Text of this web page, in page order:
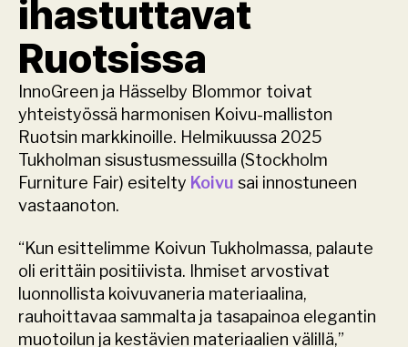
ihastuttavat
Ruotsissa
InnoGreen ja Hässelby Blommor toivat
yhteistyössä harmonisen Koivu-malliston
Ruotsin markkinoille. Helmikuussa 2025
Tukholman sisustusmessuilla (Stockholm
Furniture Fair) esitelty Koivu sai innostuneen
vastaanoton.
“Kun esittelimme Koivun Tukholmassa, palaute
oli erittäin positiivista. Ihmiset arvostivat
luonnollista koivuvaneria materiaalina,
rauhoittavaa sammalta ja tasapainoa elegantin
muotoilun ja kestävien materiaalien välillä,”